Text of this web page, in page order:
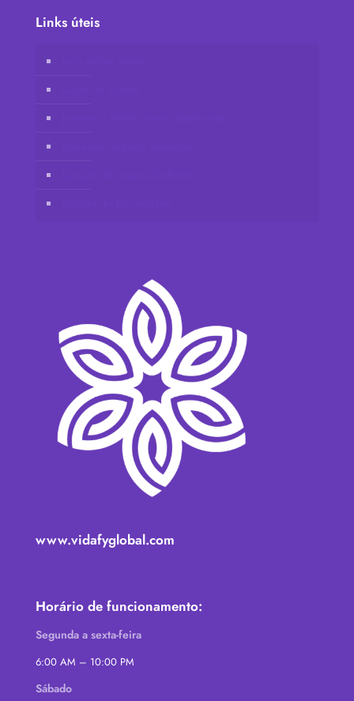
Links úteis
www.vidafyglobal.com
Horário de funcionamento:
Segunda a sexta-feira
6:00 AM – 10:00 PM
Sábado